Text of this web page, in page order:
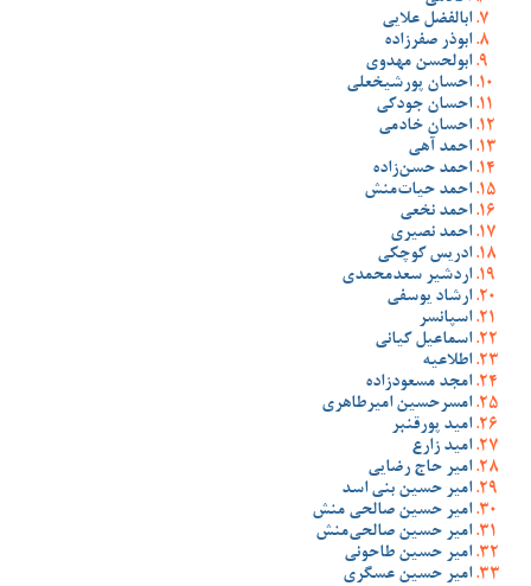
ابالفضل علایی
ابوذر صفرزاده
ابولحسن مهدوی
احسان پورشیخعلی
احسان جودکی
احسان خادمی
احمد آهی
احمد حسن‌زاده
احمد حیات‌منش
احمد نخعی
احمد نصیری
ادریس کوچکی
اردشیر سعدمحمدی
ارشاد یوسفی
اسپانسر
اسماعیل کیانی
اطلاعیه
امجد مسعودزاده
امسرحسین امیرطاهری
امید پورقنبر
امید زارع
امیر حاج رضایی
امیر حسین بنی اسد
امیر حسین صالحی منش
امیر حسین صالحی‌منش
امیر حسین طاحونی
امیر حسین عسگری